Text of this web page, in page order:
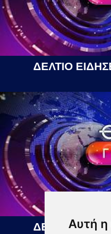
Αυτή η
ΔΕΛΤΙΟ
ΔΕΛΤΙΟ